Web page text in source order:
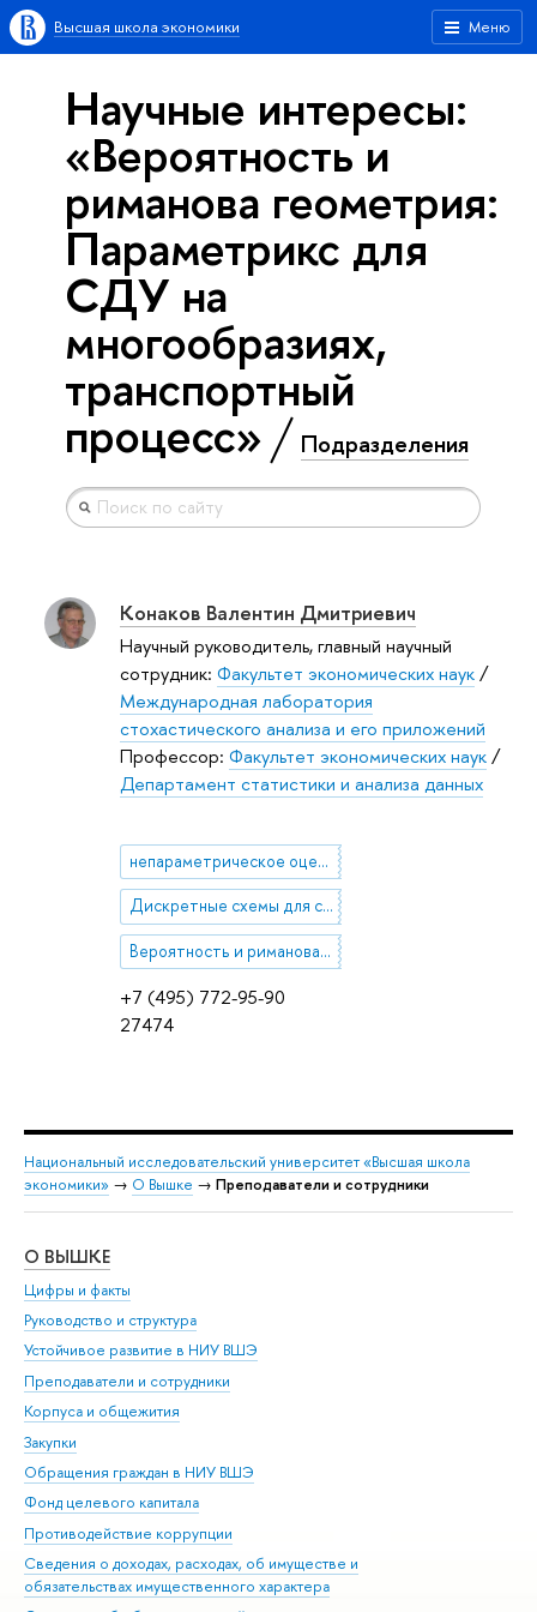
Меню
Высшая школа экономики
Научные интересы:
«Вероятность и
риманова геометрия:
Параметрикс для
СДУ на
многообразиях,
транспортный
процесс» Подразделения
+7 (495) 772-95-90
27474
Конаков Валентин Дмитриевич
Научный руководитель, главный научный
сотрудник: Факультет экономических наук/
Международная лаборатория
стохастического анализа и его приложений
Профессор: Факультет экономических наук/
Департамент статистики и анализа данных
непараметрическое оценивание
Дискретные схемы для стохастических дифференциальных уравнений. Локальные предельные теоремы для марковских цепей, сходящихся к диффузии. Локальные предельные теоремы для случайных блужданий. Диффузионные аппроксимации.
Вероятность и риманова геометрия: Параметрикс для СДУ на многообразиях, транспортный процесс
Национальный исследовательский университет «Высшая школа
экономики» → О Вышке → Преподаватели и сотрудники
О ВЫШКЕ
Цифры и факты
Руководство и структура
Устойчивое развитие в НИУ ВШЭ
Преподаватели и сотрудники
Корпуса и общежития
Закупки
Обращения граждан в НИУ ВШЭ
Фонд целевого капитала
Противодействие коррупции
Сведения о доходах, расходах, об имуществе и
обязательствах имущественного характера